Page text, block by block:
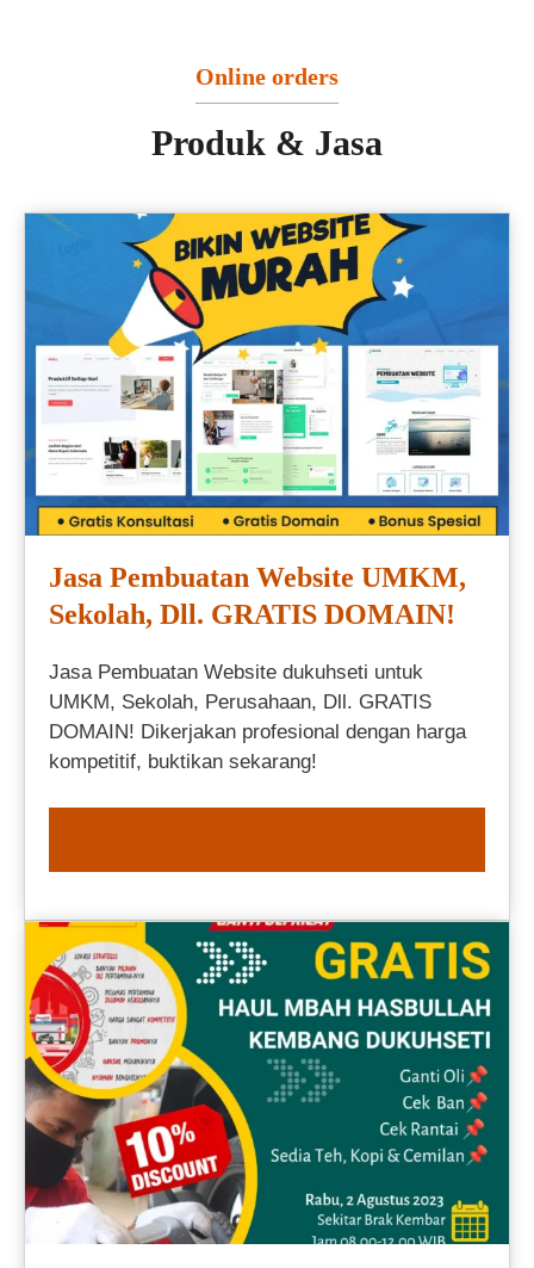
Online orders
Produk & Jasa
Jasa Pembuatan Website UMKM,
Sekolah, Dll. GRATIS DOMAIN!
Jasa Pembuatan Website dukuhseti untuk
UMKM, Sekolah, Perusahaan, Dll. GRATIS
DOMAIN! Dikerjakan profesional dengan harga
kompetitif, buktikan sekarang!